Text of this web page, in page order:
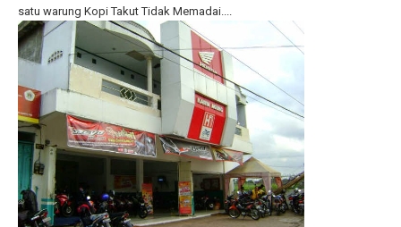
satu warung Kopi Takut Tidak Memadai....